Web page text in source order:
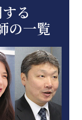
る
の一覧